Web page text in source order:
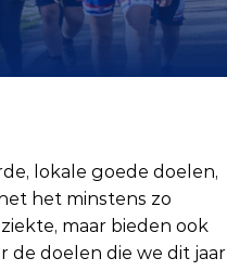
lokale goede doelen,
het minstens zo
maar bieden ook
de doelen die we dit jaar